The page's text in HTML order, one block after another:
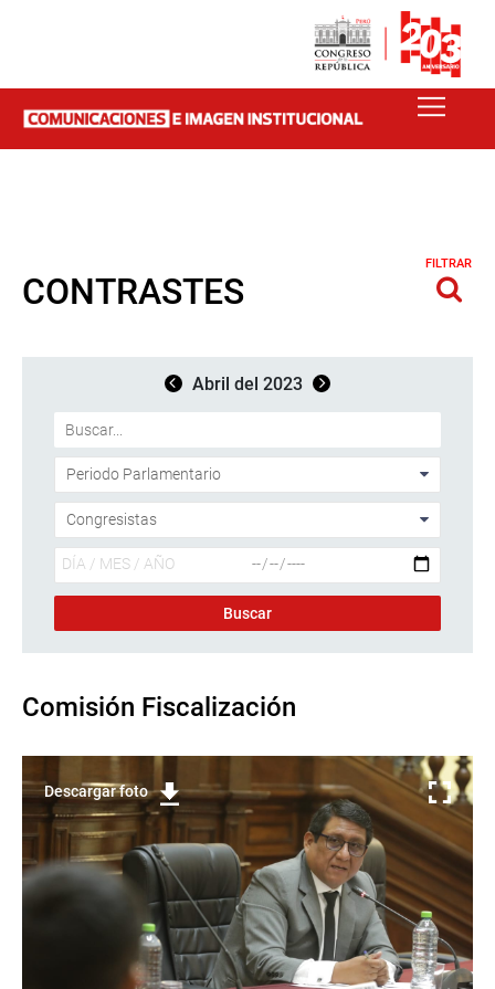
CONTRASTES
FILTRAR
Abril del 2023
Comisión Fiscalización
Descargar foto